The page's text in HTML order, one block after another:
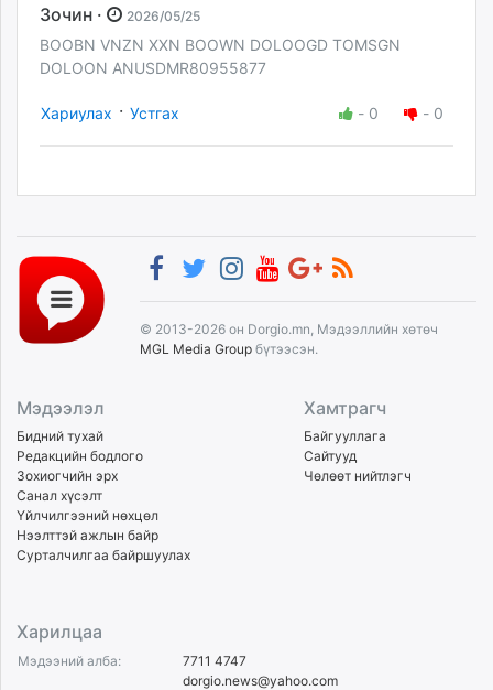
Зочин · 2026/05/25
BOOBN VNZN XXN BOOWN DOLOOGD TOMSGN
DOLOON ANUSDMR80955877
Хариулах · Устгах - 0 - 0
© 2013-2026 он Dorgio.mn, Мэдээллийн хөтөч
MGL Media Group бүтээсэн.
Мэдээлэл
Бидний тухай
Редакцийн бодлого
Зохиогчийн эрх
Санал хүсэлт
Үйлчилгээний нөхцөл
Нээлттэй ажлын байр
Сурталчилгаа байршуулах
Хамтрагч
Байгууллага
Сайтууд
Чөлөөт нийтлэгч
Харилцаа
Мэдээний алба:
7711 4747
dorgio.news@yahoo.com